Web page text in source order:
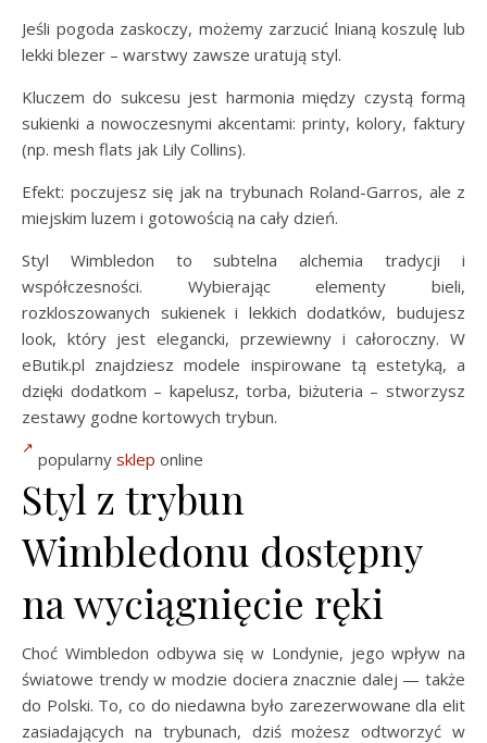
Jeśli pogoda zaskoczy, możemy zarzucić lnianą koszulę lub
lekki blezer – warstwy zawsze uratują styl.
Kluczem do sukcesu jest harmonia między czystą formą
sukienki a nowoczesnymi akcentami: printy, kolory, faktury
(np. mesh flats jak Lily Collins).
Efekt: poczujesz się jak na trybunach Roland-Garros, ale z
miejskim luzem i gotowością na cały dzień.
Styl Wimbledon to subtelna alchemia tradycji i
współczesności. Wybierając elementy bieli,
rozkloszowanych sukienek i lekkich dodatków, budujesz
look, który jest elegancki, przewiewny i całoroczny. W
eButik.pl znajdziesz modele inspirowane tą estetyką, a
dzięki dodatkom – kapelusz, torba, biżuteria – stworzysz
zestawy godne kortowych trybun.
popularny sklep online
Styl z trybun
Wimbledonu dostępny
na wyciągnięcie ręki
Choć Wimbledon odbywa się w Londynie, jego wpływ na
światowe trendy w modzie dociera znacznie dalej — także
do Polski. To, co do niedawna było zarezerwowane dla elit
zasiadających na trybunach, dziś możesz odtworzyć w